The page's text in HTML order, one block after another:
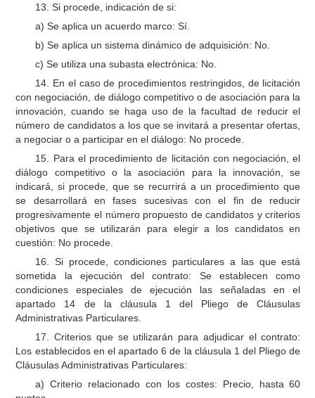
13. Si procede, indicación de si:
a) Se aplica un acuerdo marco: Sí.
b) Se aplica un sistema dinámico de adquisición: No.
c) Se utiliza una subasta electrónica: No.
14. En el caso de procedimientos restringidos, de licitación
con negociación, de diálogo competitivo o de asociación para la
innovación, cuando se haga uso de la facultad de reducir el
número de candidatos a los que se invitará a presentar ofertas,
a negociar o a participar en el diálogo: No procede.
15. Para el procedimiento de licitación con negociación, el
diálogo competitivo o la asociación para la innovación, se
indicará, si procede, que se recurrirá a un procedimiento que
se desarrollará en fases sucesivas con el fin de reducir
progresivamente el número propuesto de candidatos y criterios
objetivos que se utilizarán para elegir a los candidatos en
cuestión: No procede.
16. Si procede, condiciones particulares a las que está
sometida la ejecución del contrato: Se establecen como
condiciones especiales de ejecución las señaladas en el
apartado 14 de la cláusula 1 del Pliego de Cláusulas
Administrativas Particulares.
17. Criterios que se utilizarán para adjudicar el contrato:
Los establecidos en el apartado 6 de la cláusula 1 del Pliego de
Cláusulas Administrativas Particulares:
a) Criterio relacionado con los costes: Precio, hasta 60